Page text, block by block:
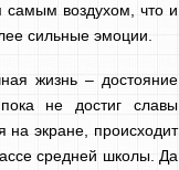
воздухом, что и
сильные эмоции.
жизнь – достояние
не достиг славы
на экране, происходит
средней школы. Да